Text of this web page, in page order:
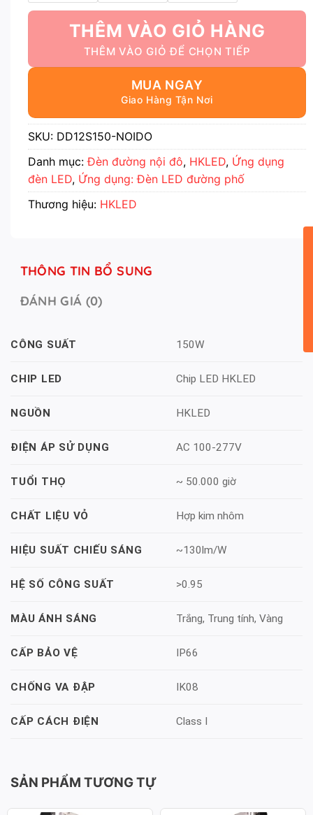
THÊM VÀO GIỎ HÀNG
MUA NGAY
SKU: DD12S150-NOIDO
Danh mục:Đèn đường nội đô, HKLED, Ứng dụng
đèn LED, Ứng dụng: Đèn LED đường phố
Thương hiệu: HKLED
THÔNG TIN BỔ SUNG
ĐÁNH GIÁ (0)
CÔNG SUẤT 150W
CHIP LED Chip LED HKLED
NGUỒN HKLED
ĐIỆN ÁP SỬ DỤNG AC 100-277V
TUỔI THỌ ~ 50.000 giờ
CHẤT LIỆU VỎ Hợp kim nhôm
HIỆU SUẤT CHIẾU SÁNG ~130lm/W
HỆ SỐ CÔNG SUẤT >0.95
MÀU ÁNH SÁNG Trắng, Trung tính, Vàng
CẤP BẢO VỆ IP66
CHỐNG VA ĐẬP IK08
CẤP CÁCH ĐIỆN Class I
SẢN PHẨM TƯƠNG TỰ